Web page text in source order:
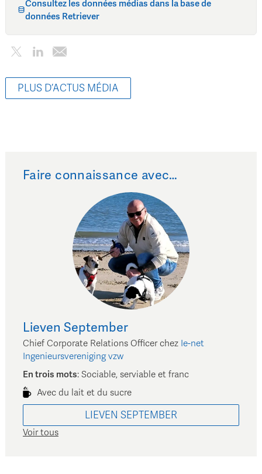
Consultez les données médias dans la base de
données Retriever
PLUS D’ACTUS MÉDIA
Faire connaissance avec…
Lieven September
Chief Corporate Relations Officer chez Ie-net
Ingenieursvereniging vzw
En trois mots: Sociable, serviable et franc
Avec du lait et du sucre
LIEVEN SEPTEMBER
Voir tous